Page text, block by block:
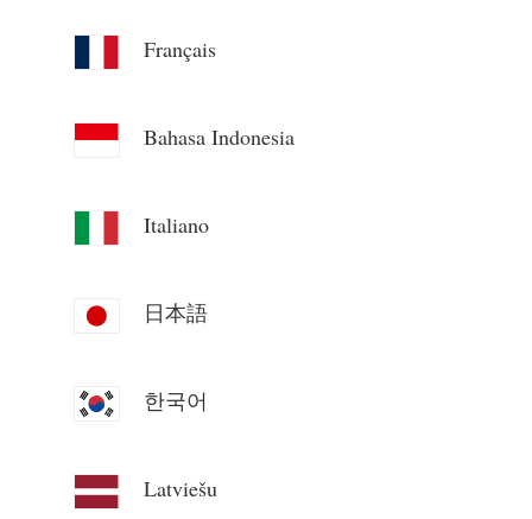
Πόροι
Τεκμηρίωση
FAQ
Ιστολόγιο
Πρόγραμμα συνεισφερόντων
Δραστηριότητες IAMMETER
App Store
Κατάταξη PV
Λύσεις
Σχετικά με εμάς
Français
Bahasa Indonesia
Italiano
日本語
한국어
Latviešu